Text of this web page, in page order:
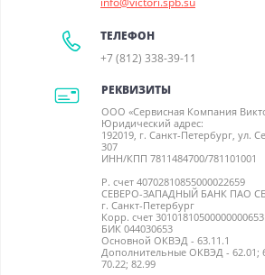
ТЕЛЕФОН
+7 (812) 338-39-11
РЕКВИЗИТЫ
ООО «Сервисная Компания
Юридический адрес:
192019, г. Санкт-Петербург, ул.
307
ИНН/КПП 7811484700/781101001
Р. счет 40702810855000022659
СЕВЕРО-ЗАПАДНЫЙ БАНК ПАО
г. Санкт-Петербург
Корр. счет 30101810500000000653
БИК 044030653
Основной ОКВЭД - 63.11.1
Дополнительные ОКВЭД - 62.01;
70.22; 82.99